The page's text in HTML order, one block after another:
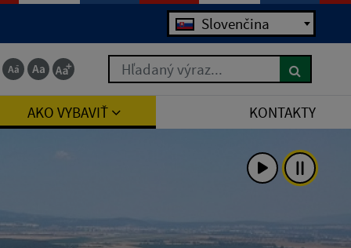
Slovenčina
Hľadaný výraz...
AKO VYBAVIŤ KONTAKTY